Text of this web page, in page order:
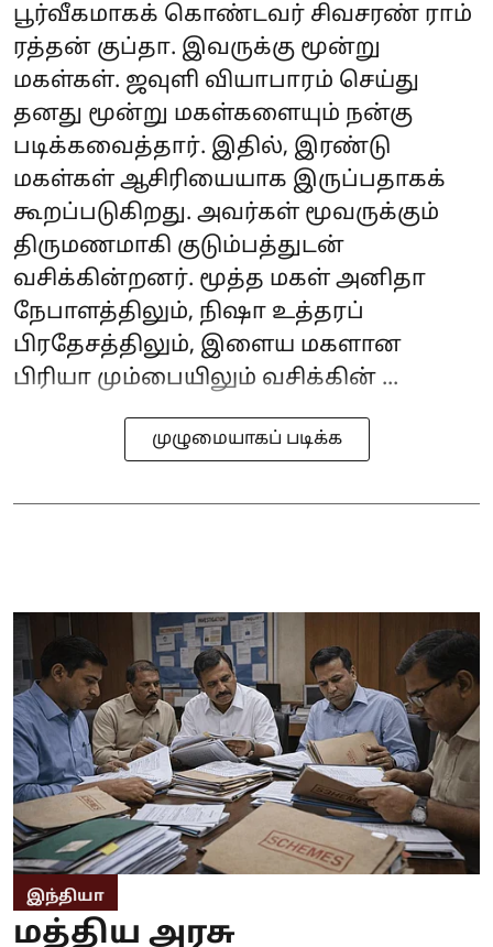
பூர்வீகமாகக் கொண்டவர் சிவசரண் ராம்
ரத்தன் குப்தா. இவருக்கு மூன்று
மகள்கள். ஜவுளி வியாபாரம் செய்து
தனது மூன்று மகள்களையும் நன்கு
படிக்கவைத்தார். இதில், இரண்டு
மகள்கள் ஆசிரியையாக இருப்பதாகக்
கூறப்படுகிறது. அவர்கள் மூவருக்கும்
திருமணமாகி குடும்பத்துடன்
வசிக்கின்றனர். மூத்த மகள் அனிதா
நேபாளத்திலும், நிஷா உத்தரப்
பிரதேசத்திலும், இளைய மகளான
பிரியா மும்பையிலும் வசிக்கின் ...
முழுமையாகப் படிக்க
இந்தியா
மத்திய அரசு